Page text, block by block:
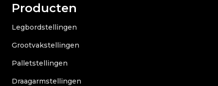
Producten
Legbordstellingen
Grootvakstellingen
Palletstellingen
Draagarmstellingen